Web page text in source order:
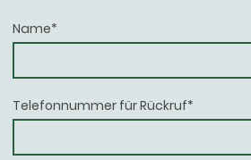
Name*
Telefonnummer für Rückruf*